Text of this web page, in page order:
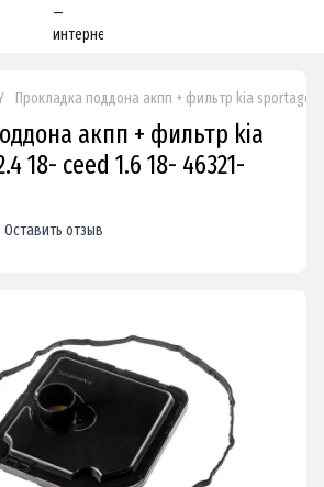
Прокладка поддона акпп + фильтр kia sportage
акпп + фильтр kia
18- ceed 1.6 18- 46321-
Оставить отзыв